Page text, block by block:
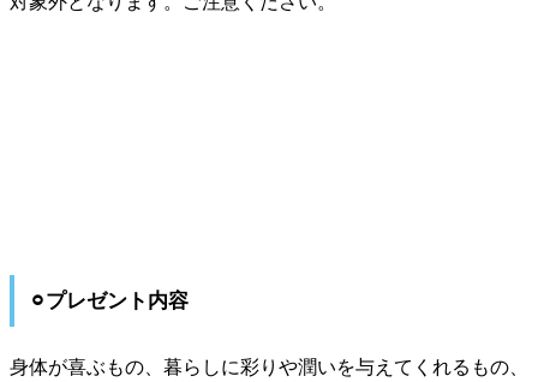
⚪︎プレゼント内容
身体が喜ぶもの、暮らしに彩りや潤いを与えてくれるもの、